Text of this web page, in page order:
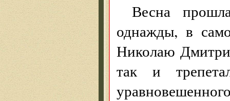
Весна
однажды, в
Николаю
так и